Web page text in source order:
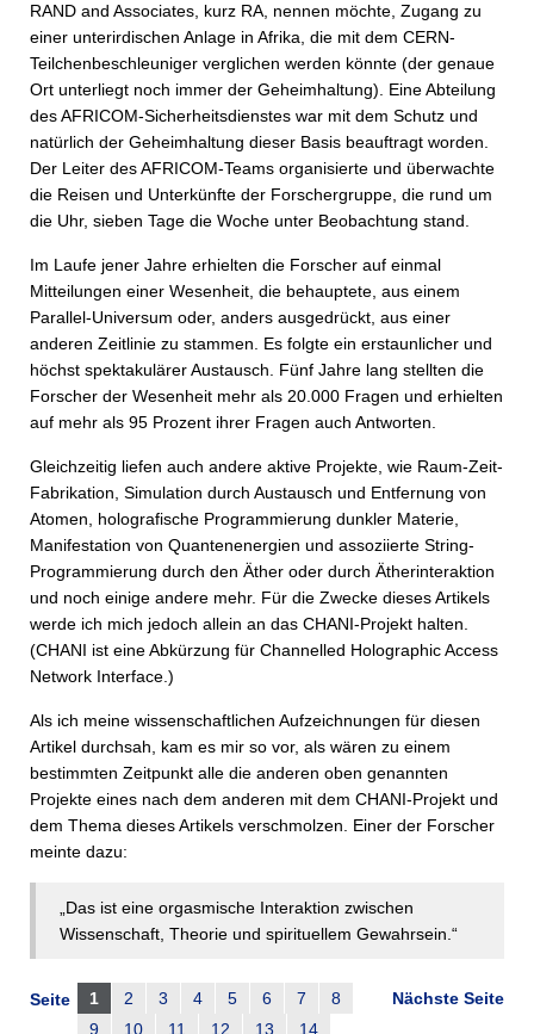
RAND and Associates, kurz RA, nennen möchte, Zugang zu
einer unterirdischen Anlage in Afrika, die mit dem CERN-
Teilchenbeschleuniger verglichen werden könnte (der genaue
Ort unterliegt noch immer der Geheimhaltung). Eine Abteilung
des AFRICOM-Sicherheitsdienstes war mit dem Schutz und
natürlich der Geheimhaltung dieser Basis beauftragt worden.
Der Leiter des AFRICOM-Teams organisierte und überwachte
die Reisen und Unterkünfte der Forschergruppe, die rund um
die Uhr, sieben Tage die Woche unter Beobachtung stand.
Im Laufe jener Jahre erhielten die Forscher auf einmal
Mitteilungen einer Wesenheit, die behauptete, aus einem
Parallel-Universum oder, anders ausgedrückt, aus einer
anderen Zeitlinie zu stammen. Es folgte ein erstaunlicher und
höchst spektakulärer Austausch. Fünf Jahre lang stellten die
Forscher der Wesenheit mehr als 20.000 Fragen und erhielten
auf mehr als 95 Prozent ihrer Fragen auch Antworten.
Gleichzeitig liefen auch andere aktive Projekte, wie Raum-Zeit-
Fabrikation, Simulation durch Austausch und Entfernung von
Atomen, holografische Programmierung dunkler Materie,
Manifestation von Quantenenergien und assoziierte String-
Programmierung durch den Äther oder durch Ätherinteraktion
und noch einige andere mehr. Für die Zwecke dieses Artikels
werde ich mich jedoch allein an das CHANI-Projekt halten.
(CHANI ist eine Abkürzung für Channelled Holographic Access
Network Interface.)
Als ich meine wissenschaftlichen Aufzeichnungen für diesen
Artikel durchsah, kam es mir so vor, als wären zu einem
bestimmten Zeitpunkt alle die anderen oben genannten
Projekte eines nach dem anderen mit dem CHANI-Projekt und
dem Thema dieses Artikels verschmolzen. Einer der Forscher
meinte dazu:
„Das ist eine orgasmische Interaktion zwischen
Wissenschaft, Theorie und spirituellem Gewahrsein.“
Nächste Seite
Seite 1 2 3 4 5 6 7
8
9
10 11 12 13 14